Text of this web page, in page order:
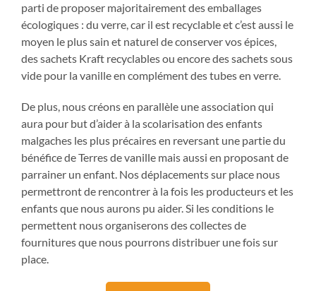
parti de proposer majoritairement des emballages
écologiques : du verre, car il est recyclable et c’est aussi le
moyen le plus sain et naturel de conserver vos épices,
des sachets Kraft recyclables ou encore des sachets sous
vide pour la vanille en complément des tubes en verre.
De plus, nous créons en parallèle une association qui
aura pour but d’aider à la scolarisation des enfants
malgaches les plus précaires en reversant une partie du
bénéfice de Terres de vanille mais aussi en proposant de
parrainer un enfant. Nos déplacements sur place nous
permettront de rencontrer à la fois les producteurs et les
enfants que nous aurons pu aider. Si les conditions le
permettent nous organiserons des collectes de
fournitures que nous pourrons distribuer une fois sur
place.